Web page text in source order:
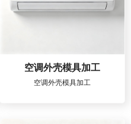
空调外壳模具加工
空调外壳模具加工